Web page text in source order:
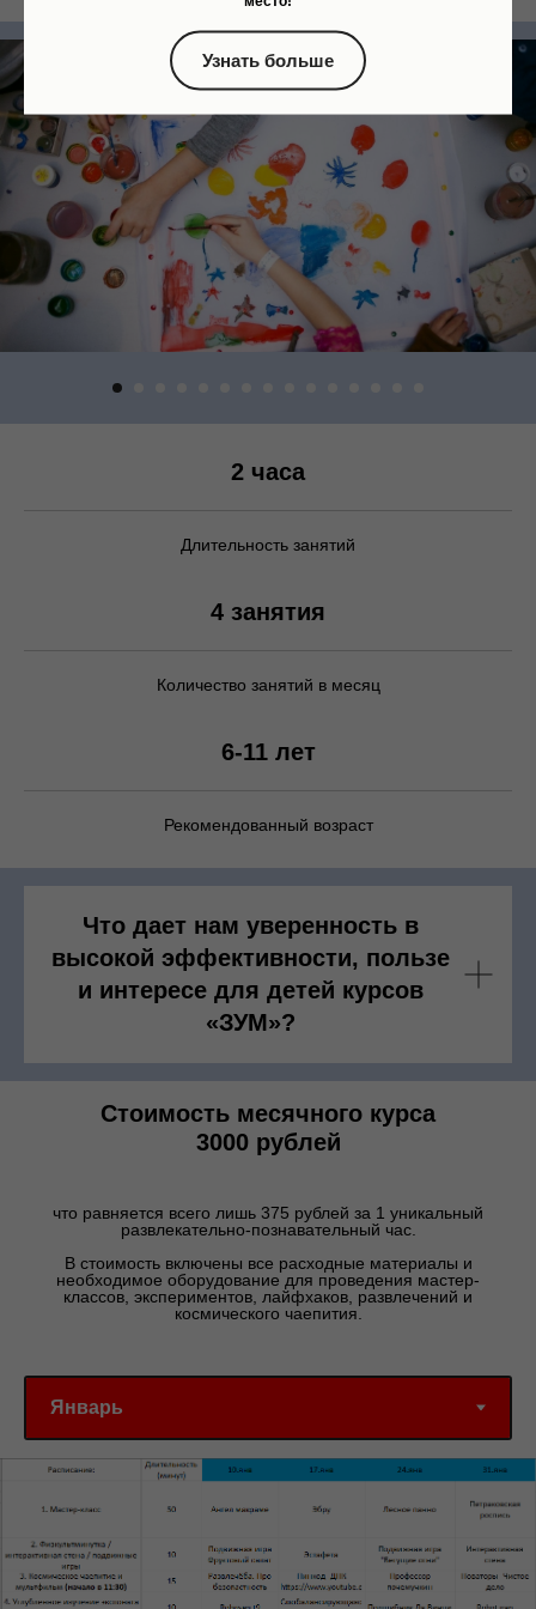
Узнать больше
2 часа
Длительность занятий
4 занятия
Количество занятий в месяц
6-11 лет
Рекомендованный возраст
Что дает нам уверенность в
высокой эффективности, пользе
и интересе для детей курсов
«ЗУМ»?
Стоимость месячного курса
3000 рублей
что равняется всего лишь 375 рублей за 1 уникальный
развлекательно-познавательный час.
В стоимость включены все расходные материалы и
необходимое оборудование для проведения мастер-
классов, экспериментов, лайфхаков, развлечений и
космического чаепития.